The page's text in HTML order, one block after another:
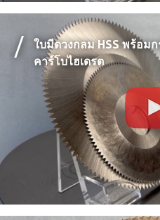
ใบมีดวงกลม HSS พร้อม
คาร์โบไฮเดรต